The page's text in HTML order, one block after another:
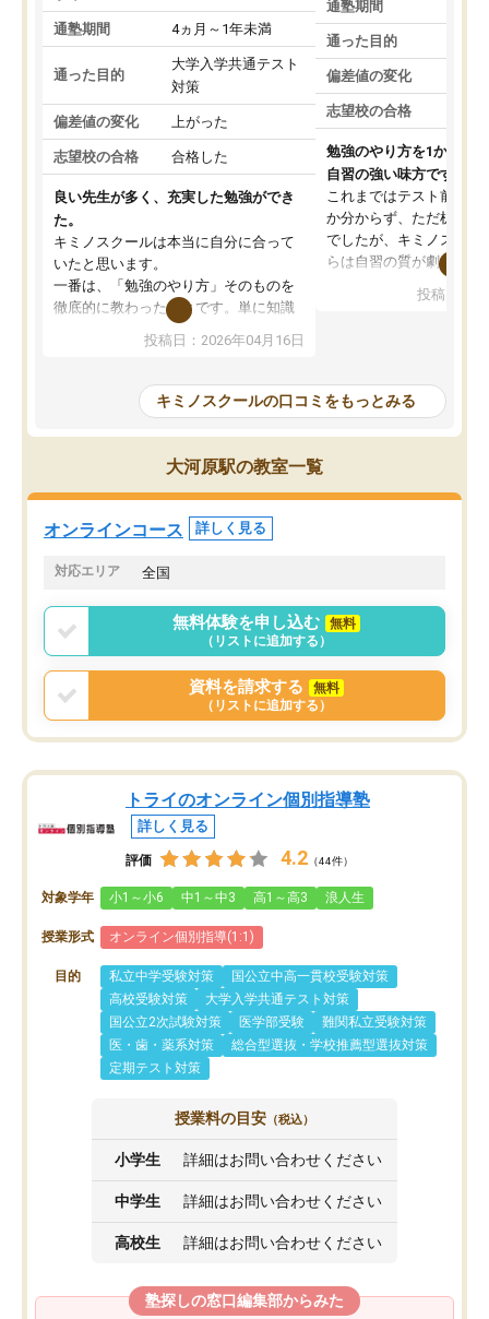
通塾期間 4ヵ月～1年未満
通った目的
大学入学共通テスト
対策
偏差値の変化 上がった
志望校の合格 合格した
良い先生が多く、充実した勉強ができ
た。
キミノスクールは本当に自分に合って
いたと思います。
一番は、「勉強のやり方」そのものを
徹底的に教わったことです。単に知識
を詰め込むのではなく、自学自習の習
慣が身につくよう並走してくれるの
はなくなりました。
講師の方との距離も近く、親身なコー
チングのおかげで、停滞期もモチベー
ションを維持できました。「やらされ
る勉強」から「目標のための勉強」へ
意識が変わったことが、目標校への合
投稿日：2026年04月16日
通塾期間
通った目的
偏差値の変化
志望校の合格
勉強のやり方を1から教
自習の強い味方です。
これまではテスト前に何
か分からず、ただ机に座
でしたが、キミノスクー
らは自習の質が劇的に変
を明確にしてくれるの
の仕方をコーチングして
ルなので、家での学習習
身につきました。結果と
た。自分から学ぶ姿勢を
投稿日：
キミノスクールの口コミをもっとみる
大河原駅の教室一覧
オンラインコース 詳しく見る
対応エリア 全国
無料体験を申し込む
無料
（リストに追加する）
資料を請求する
無料
（リストに追加する）
トライのオンライン個別指導塾
詳しく見る
評価 4.2 （44件）
対象学年 小1～小6 中1～中3 高1～高3 浪人生
授業形式 オンライン個別指導(1:1)
目的 私立中学受験対策
国公立中高一貫校受験対策
高校受験対策
大学入学共通テスト対策
国公立2次試験対策
医学部受験
難関私立受験対策
医・歯・薬系対策
総合型選抜・学校推薦型選抜対策
定期テスト対策
授業料の目安 （税込）
小学生 詳細はお問い合わせください
中学生 詳細はお問い合わせください
高校生 詳細はお問い合わせください
塾探しの窓口編集部からみた